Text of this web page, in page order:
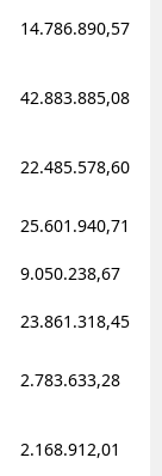
14.786.890,57
42.883.885,08
22.485.578,60
25.601.940,71
9.050.238,67
23.861.318,45
2.783.633,28
2.168.912,01